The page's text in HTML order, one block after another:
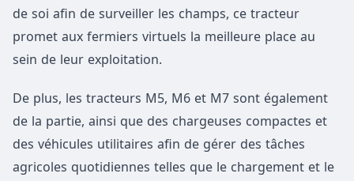
de soi afin de surveiller les champs, ce tracteur
promet aux fermiers virtuels la meilleure place au
sein de leur exploitation.
De plus, les tracteurs M5, M6 et M7 sont également
de la partie, ainsi que des chargeuses compactes et
des véhicules utilitaires afin de gérer des tâches
agricoles quotidiennes telles que le chargement et le